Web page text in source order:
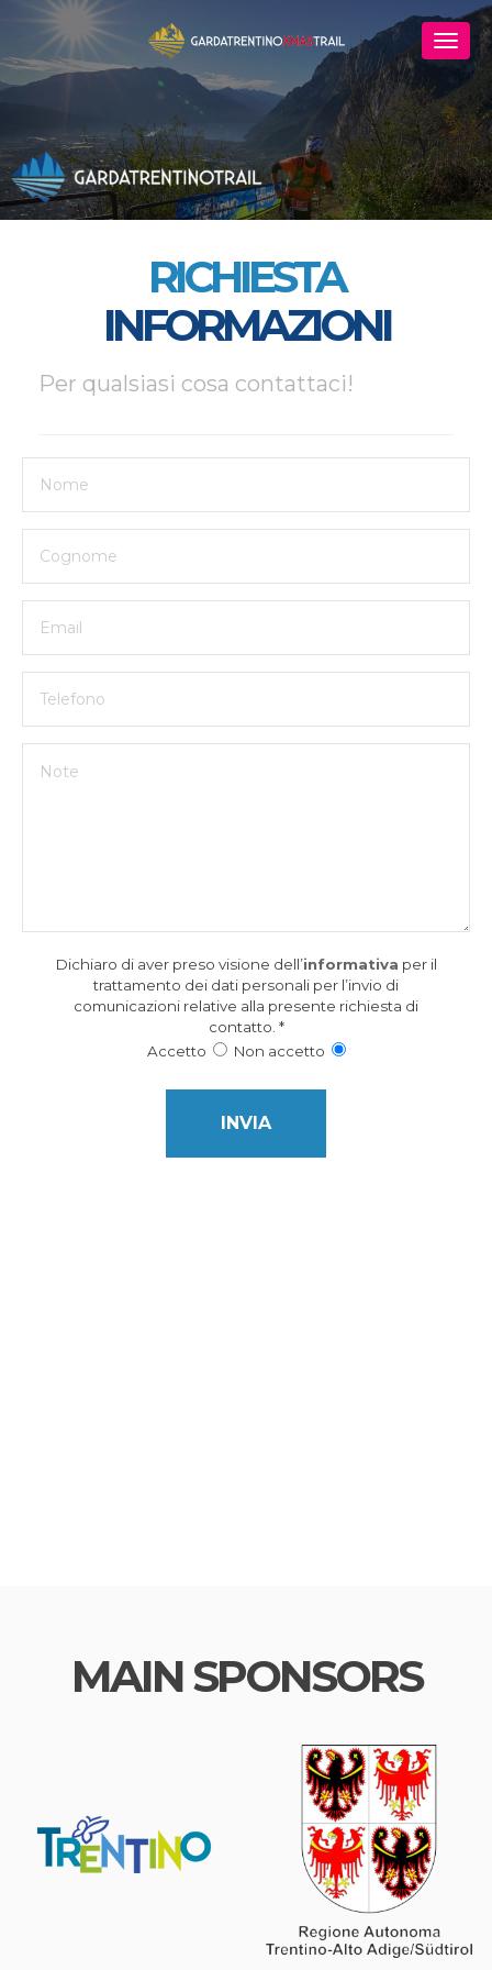
RICHIESTA
INFORMAZIONI
Per qualsiasi cosa contattaci!
Dichiaro di aver preso visione dell’informativa per il
trattamento dei dati personali per l’invio di
comunicazioni relative alla presente richiesta di
contatto. *
Accetto
Non accetto
MAIN SPONSORS